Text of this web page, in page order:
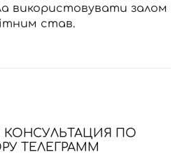
використовувати залом
став.
КОНСУЛЬТАЦИЯ ПО
ТЕЛЕГРАММ